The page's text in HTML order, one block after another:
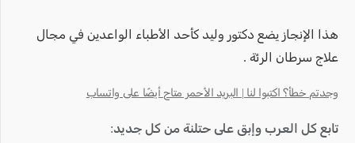
هذا الإنجاز يضع دكتور وليد كأحد الأطباء الواعدين في مجال
علاج سرطان الرئة .
وجدتم خطأ؟ اكتبوا لنا | البريد الأحمر متاح أيضًا على واتساب
تابع كل العرب وإبق على حتلنة من كل جديد: